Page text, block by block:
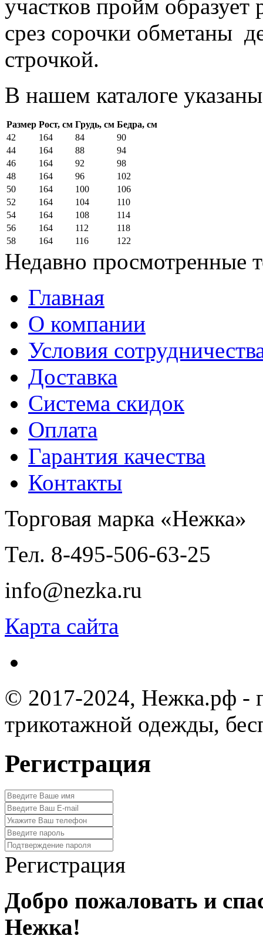
участков пройм
срез сорочки обметаны
строчкой.
В нашем каталоге
Размер Рост, см Грудь, см Бедра, см
42
164 84
90
44
164 88
94
46
164 92
98
48
164 96
102
50
164 100
106
52
164 104
110
54
164 108
114
56
164 112
118
58
164 116 122
Недавно просмотренные
Главная
О компании
Условия
Доставка
Система скидок
Оплата
Гарантия качества
Контакты
Торговая марка «Нежка»
Тел. 8-495-506-63-25
info@nezka.ru
Карта сайта
© 2017-2024, Нежка.рф -
трикотажной одежды,
Регистрация
Регистрация
Добро пожаловать и
Нежка!